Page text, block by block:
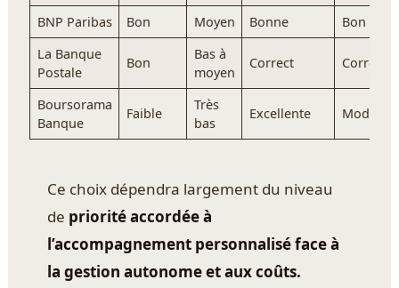
BNP Paribas Bon Moyen Bonne
Bon
La Banque
Postale
Bon
Bas à
moyen
Correct Correct
Boursorama
Banque
Faible
Très
bas
Excellente Modéré
Ce choix dépendra largement du niveau
de priorité accordée à
l’accompagnement personnalisé face à
la gestion autonome et aux coûts.